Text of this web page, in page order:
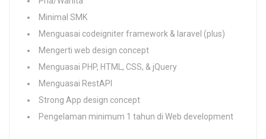
Minimal SMK
Menguasai codeigniter framework & laravel (plus)
Mengerti web design concept
Menguasai PHP, HTML, CSS, & jQuery
Menguasai RestAPI
Strong App design concept
Pengelaman minimum 1 tahun di Web development